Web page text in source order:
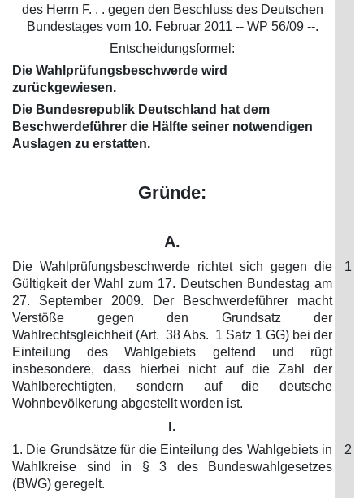
des Herrn F. . . gegen den Beschluss des Deutschen
Bundestages vom 10. Februar 2011 -- WP 56/09 --.
Entscheidungsformel:
Die Wahlprüfungsbeschwerde wird
zurückgewiesen.
Die Bundesrepublik Deutschland hat dem
Beschwerdeführer die Hälfte seiner notwendigen
Auslagen zu erstatten.
Gründe:
A.
Die Wahlprüfungsbeschwerde richtet sich gegen die
Gültigkeit der Wahl zum 17. Deutschen Bundestag am
27. September 2009. Der Beschwerdeführer macht
Verstöße gegen den Grundsatz der
Wahlrechtsgleichheit (Art. 38 Abs. 1 Satz 1 GG) bei der
Einteilung des Wahlgebiets geltend und rügt
insbesondere, dass hierbei nicht auf die Zahl der
Wahlberechtigten, sondern auf die deutsche
Wohnbevölkerung abgestellt worden ist.
1
I.
1. Die Grundsätze für die Einteilung des Wahlgebiets in
Wahlkreise sind in § 3 des Bundeswahlgesetzes
(BWG) geregelt.
2